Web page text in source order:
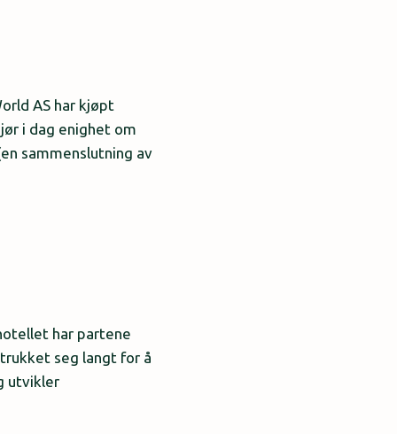
AS har kjøpt
i dag enighet om
sammenslutning av
har partene
seg langt for å
utvikler